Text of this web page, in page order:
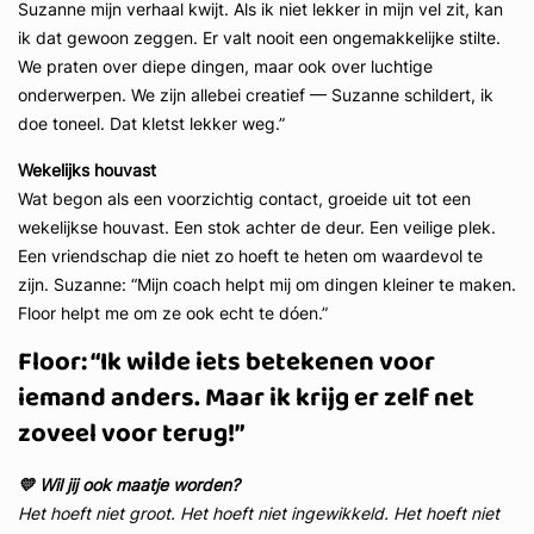
Suzanne mijn verhaal kwijt. Als ik niet lekker in mijn vel zit, kan
ik dat gewoon zeggen. Er valt nooit een ongemakkelijke stilte.
We praten over diepe dingen, maar ook over luchtige
onderwerpen. We zijn allebei creatief — Suzanne schildert, ik
doe toneel. Dat kletst lekker weg.”
Wekelijks houvast
Wat begon als een voorzichtig contact, groeide uit tot een
wekelijkse houvast. Een stok achter de deur. Een veilige plek.
Een vriendschap die niet zo hoeft te heten om waardevol te
zijn. Suzanne: “Mijn coach helpt mij om dingen kleiner te maken.
Floor helpt me om ze ook echt te dóen.”
Floor: “Ik wilde iets betekenen voor
iemand anders. Maar ik krijg er zelf net
zoveel voor terug!”
💛 Wil jij ook maatje worden?
Het hoeft niet groot. Het hoeft niet ingewikkeld. Het hoeft niet